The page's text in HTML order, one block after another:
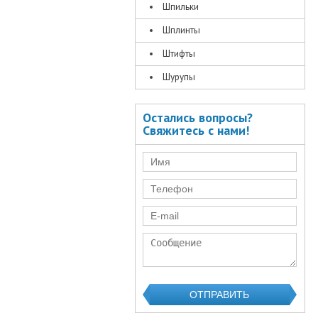
Шпильки
Шплинты
Штифты
Шурупы
Остались вопросы?
Свяжитесь с нами!